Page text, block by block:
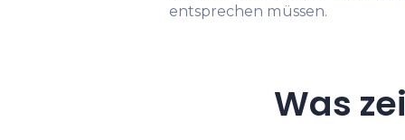
entsprechen müssen.
Was